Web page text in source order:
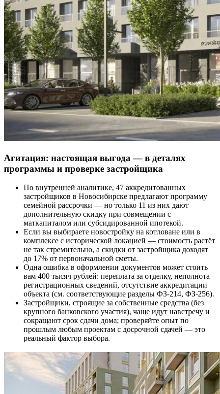
Агитация: настоящая выгода — в деталях
программы и проверке застройщика
По внутренней аналитике, 47 аккредитованных
застройщиков в Новосибирске предлагают программу
семейной рассрочки — но только 11 из них дают
дополнительную скидку при совмещении с
маткапиталом или субсидированной ипотекой.
Если вы выбираете новостройку на котловане или в
комплексе с исторической локацией — стоимость растёт
не так стремительно, а скидки от застройщика доходят
до 17% от первоначальной сметы.
Одна ошибка в оформлении документов может стоить
вам 400 тысяч рублей: переплата за отделку, неполнота
регистрационных сведений, отсутствие аккредитации
объекта (см. соответствующие разделы ФЗ-214, ФЗ-256).
Застройщики, строящие за собственные средства (без
крупного банковского участия), чаще идут навстречу и
сокращают срок сдачи дома; проверяйте опыт по
прошлым любым проектам с досрочной сдачей — это
реальный фактор выбора.